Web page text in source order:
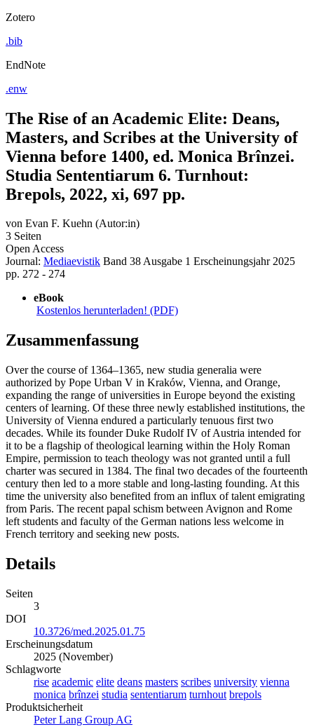
Zotero
.bib
EndNote
.enw
The Rise of an Academic Elite: Deans,
Masters, and Scribes at the University of
Vienna before 1400, ed. Monica Brînzei.
Studia Sententiarum 6. Turnhout:
Brepols, 2022, xi, 697 pp.
von Evan F. Kuehn (Autor:in)
3 Seiten
Open Access
Journal: Mediaevistik Band 38Ausgabe 1 Erscheinungsjahr 2025
pp. 272 - 274
eBook
Kostenlos herunterladen! (PDF)
Zusammenfassung
Over the course of 1364–1365, new studia generalia were
authorized by Pope Urban V in Kraków, Vienna, and Orange,
expanding the range of universities in Europe beyond the existing
centers of learning. Of these three newly established institutions, the
University of Vienna endured a particularly tenuous first two
decades. While its founder Duke Rudolf IV of Austria intended for
it to be a flagship of theological learning within the Holy Roman
Empire, permission to teach theology was not granted until a full
charter was secured in 1384. The final two decades of the fourteenth
century then led to a more stable and long-lasting founding. At this
time the university also benefited from an influx of talent emigrating
from Paris. The recent papal schism between Avignon and Rome
left students and faculty of the German nations less welcome in
French territory and seeking new posts.
Details
Seiten
3
DOI
10.3726/med.2025.01.75
Erscheinungsdatum
2025 (November)
Schlagworte
rise academic elite deans masters scribes university vienna
monica brînzei studia sententiarum turnhout brepols
Produktsicherheit
Peter Lang Group AG